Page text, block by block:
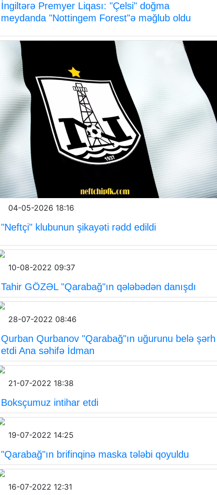
İngiltərə Premyer Liqası: "Çelsi" doğma
meydanda "Nottingem Forest"ə məğlub oldu
04-05-2026 18:16
"Neftçi" klubunun şikayəti rədd edildi
10-08-2022 09:37
Tahir GÖZƏL "Qarabağ"ın qələbədən danışdı
28-07-2022 08:46
Qurban Qurbanov "Qarabağ"ın uğurunu belə şərh
etdi Ana səhifə İdman
21-07-2022 18:38
Boksçumuz intihar etdi
19-07-2022 14:25
"Qarabağ"ın brifinqinə maska tələbi qoyuldu
16-07-2022 12:31